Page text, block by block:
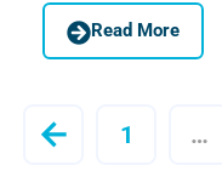
Read More
1 …